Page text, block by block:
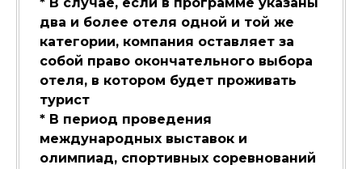
два и более отеля одной и той же
категории, компания оставляет за
собой право окончательного выбора
отеля, в котором будет проживать
турист
* В период проведения
международных выставок и
олимпиад, спортивных соревнований